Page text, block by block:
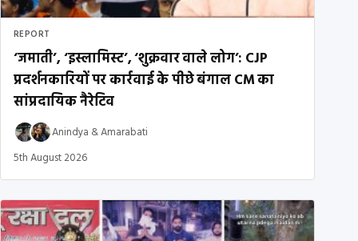
REPORT
‘जमाती’, ‘इस्लामिस्ट’, ‘शुक्रवार वाले लोग’: CJP
प्रदर्शनकारियों पर कार्रवाई के पीछे बंगाल CM का
सांप्रदायिक नैरेटिव
Anindya &Amarabati
5th August 2026